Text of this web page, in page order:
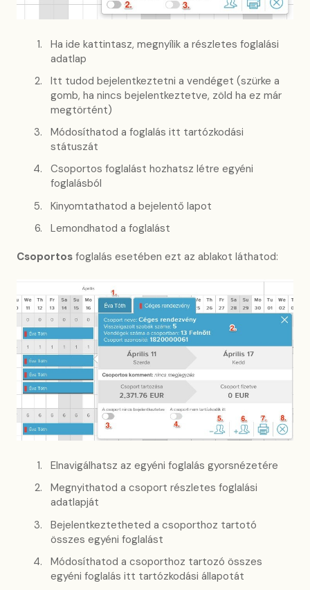
Ha ide kattintasz, megnyílik a részletes foglalási
adatlap
Itt tudod bejelentkeztetni a vendéget (szürke a
gomb, ha nincs bejelentkeztetve, zöld ha ez már
megtörtént)
Módosíthatod a foglalás itt tartózkodási
státuszát
Csoportos foglalást hozhatsz létre egyéni
foglalásból
Kinyomtathatod a bejelentő lapot
Lemondhatod a foglalást
Csoportos foglalás esetében ezt az ablakot láthatod:
Elnavigálhatsz az egyéni foglalás gyorsnézetére
Megnyithatod a csoport részletes foglalási
adatlapját
Bejelentkeztetheted a csoporthoz tartotó
összes egyéni foglalást
Módosíthatod a csoporthoz tartozó összes
egyéni foglalás itt tartózkodási állapotát